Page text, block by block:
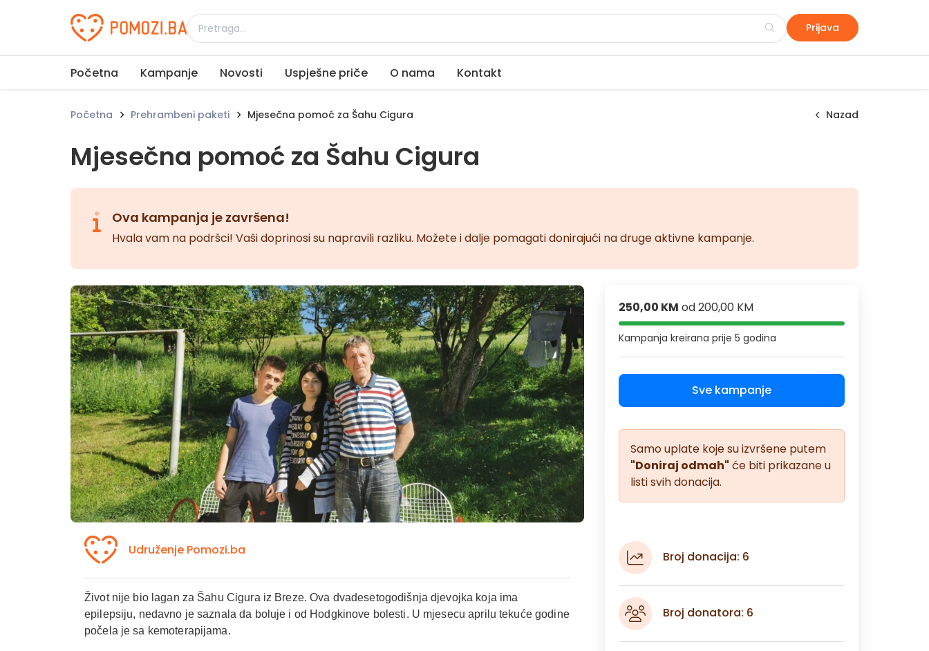
Udruženje Pomozi.ba Prijava
Početna Kampanje Novosti Uspješne priče O nama Kontakt
Početna Prehrambeni paketi Mjesečna pomoć za Šahu Cigura Nazad
Mjesečna pomoć za Šahu Cigura
Ova kampanja je završena!
Hvala vam na podršci! Vaši doprinosi su napravili razliku. Možete i dalje pomagati donirajući na druge aktivne kampanje.
Udruženje Pomozi.ba
Život nije bio lagan za Šahu Cigura iz Breze. Ova dvadesetogodišnja djevojka koja ima
epilepsiju, nedavno je saznala da boluje i od Hodgkinove bolesti. U mjesecu aprilu tekuće godine
počela je sa kemoterapijama.
250,00 KM od200,00 KM
Kampanja kreiranaprije 5 godina
Sve kampanje
Samo uplate koje su izvršene putem
"Doniraj odmah" će biti prikazane u
listi svih donacija.
Broj donacija: 6
Broj donatora: 6